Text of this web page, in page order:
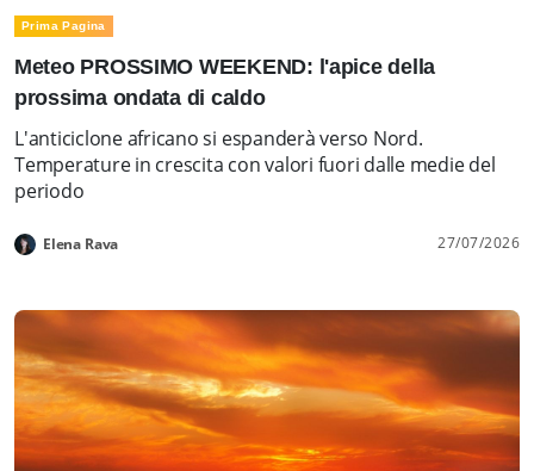
Prima Pagina
Meteo PROSSIMO WEEKEND: l'apice della
prossima ondata di caldo
L'anticiclone africano si espanderà verso Nord.
Temperature in crescita con valori fuori dalle medie del
periodo
Elena Rava 27/07/2026